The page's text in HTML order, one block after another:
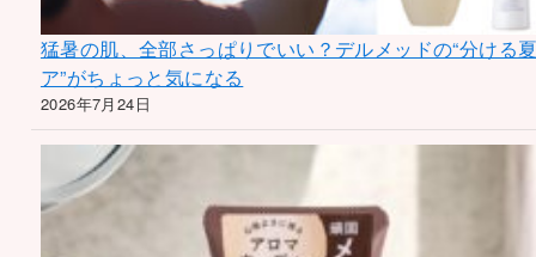
猛暑の肌、全部さっぱりでいい？デルメッドの“分ける
ア”がちょっと気になる
2026年7月24日